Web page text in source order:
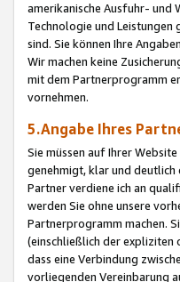
amerikanische Ausfuhr- und
Technologie und
sind. Sie können Ihre
Wir machen keine
mit dem Partnerprogramm
vornehmen.
5.Angabe Ihres
Sie müssen auf Ihrer
genehmigt, klar und deutlich
Partner verdiene ich an
werden Sie ohne unsere
Partnerprogramm machen.
(einschließlich der expliziten
dass eine Verbindung
vorliegenden Vereinbarung